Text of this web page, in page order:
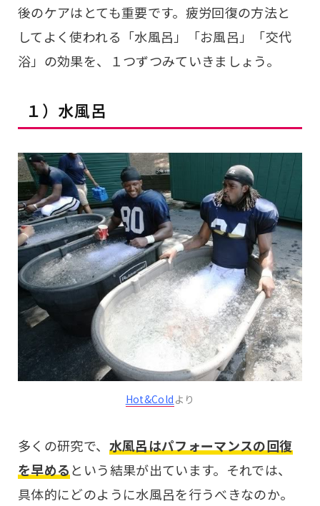
後のケアはとても重要です。疲労回復の方法と
してよく使われる「水風呂」「お風呂」「交代
浴」の効果を、１つずつみていきましょう。
１）水風呂
Hot&Cold より
多くの研究で、 水風呂はパフォーマンスの回復
を早めるという結果が出ています。それでは、
具体的にどのように水風呂を行うべきなのか。